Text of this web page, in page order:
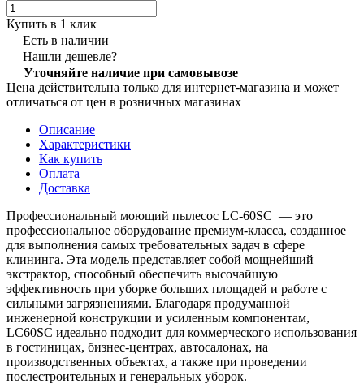
Купить в 1 клик
Есть в наличии
Нашли дешевле?
Уточняйте наличие при самовывозе
Цена действительна только для интернет-магазина и может
отличаться от цен в розничных магазинах
Описание
Характеристики
Как купить
Оплата
Доставка
Профессиональный моющий пылесос LC-60SC — это
профессиональное оборудование премиум-класса, созданное
для выполнения самых требовательных задач в сфере
клининга. Эта модель представляет собой мощнейший
экстрактор, способный обеспечить высочайшую
эффективность при уборке больших площадей и работе с
сильными загрязнениями. Благодаря продуманной
инженерной конструкции и усиленным компонентам,
LC60SC идеально подходит для коммерческого использования
в гостиницах, бизнес-центрах, автосалонах, на
производственных объектах, а также при проведении
послестроительных и генеральных уборок.